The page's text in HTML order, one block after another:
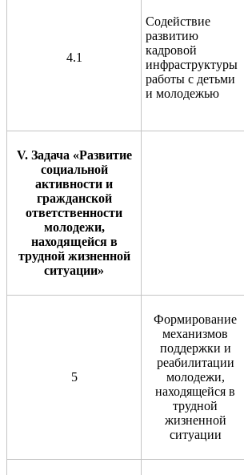
4.1
Содействие
развитию
кадровой
инфраструктуры
работы с детьми
и молодежью
V. Задача «Развитие
социальной
активности и
гражданской
ответственности
молодежи,
находящейся в
трудной жизненной
ситуации»
5
Формирование
механизмов
поддержки и
реабилитации
молодежи,
находящейся в
трудной
жизненной
ситуации